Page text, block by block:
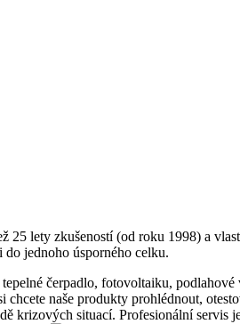
lety zkušeností (od roku 1998) a
jednoho úsporného celku.
čerpadlo, fotovoltaiku,
naše produkty prohlédnout,
krizových situací. Profesionální